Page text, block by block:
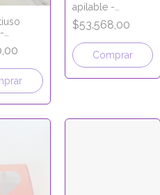
-
cm -
apilable -
Apertura frontal -
20x20x10 cm -
LÍNEA MICRO
CORRUGADO
$53.568,00
Comprar